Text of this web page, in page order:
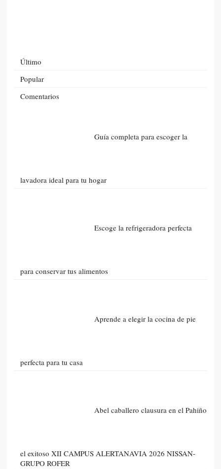
Último
Popular
Comentarios
Guía completa para escoger la
lavadora ideal para tu hogar
Escoge la refrigeradora perfecta
para conservar tus alimentos
Aprende a elegir la cocina de pie
perfecta para tu casa
Abel caballero clausura en el Pahiño
el exitoso XII CAMPUS ALERTANAVIA 2026 NISSAN-
GRUPO ROFER